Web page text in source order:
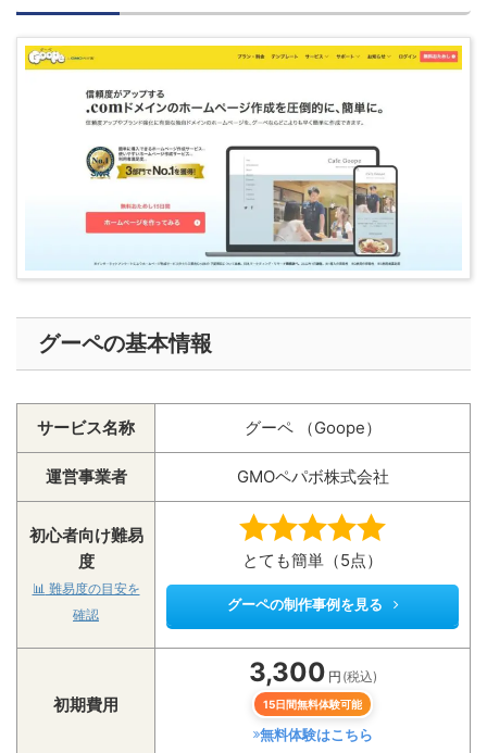
グーペの基本情報
サービス名称 グーペ （Goope）
運営事業者 GMOペパボ株式会社
初心者向け難易
度
📊 難易度の目安を
確認
とても簡単（5点）
グーペの制作事例を見る
初期費用
3,300 円 (税込)
15日間無料体験可能
無料体験はこちら